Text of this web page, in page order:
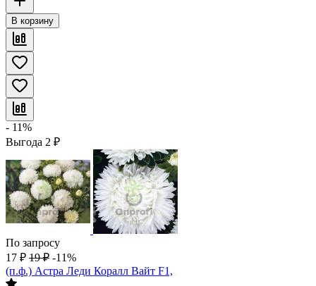
В корзину
- 11%
Выгода 2 ₽
По запросу
17 ₽ 19 ₽ -11%
(п.ф.) Астра Леди Коралл Вайт F1,